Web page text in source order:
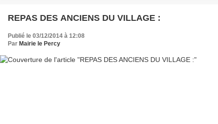
REPAS DES ANCIENS DU VILLAGE :
Publié le 03/12/2014 à 12:08
Par Mairie le Percy